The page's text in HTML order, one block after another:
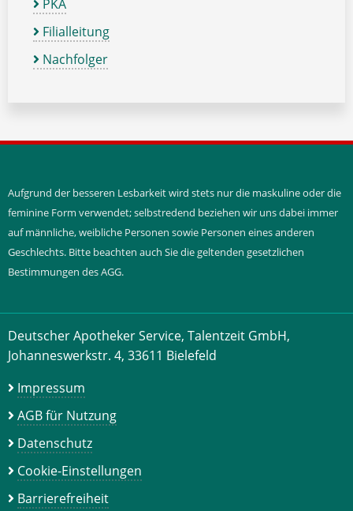
PKA
Filialleitung
Nachfolger
Aufgrund der besseren Lesbarkeit wird stets nur die maskuline oder die
feminine Form verwendet; selbstredend beziehen wir uns dabei immer
auf männliche, weibliche Personen sowie Personen eines anderen
Geschlechts. Bitte beachten auch Sie die geltenden gesetzlichen
Bestimmungen des AGG.
Deutscher Apotheker Service, Talentzeit GmbH,
Johanneswerkstr. 4, 33611 Bielefeld
Impressum
AGB für Nutzung
Datenschutz
Cookie-Einstellungen
Barrierefreiheit